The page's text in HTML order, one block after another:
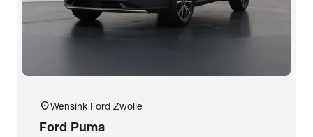
location_onWensink Ford Zwolle
Ford Puma